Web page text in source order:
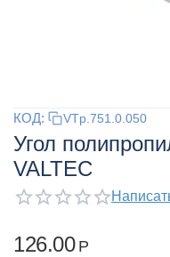
КОД: VTp.751.0.050
Угол
VALTEC
126.00 Р